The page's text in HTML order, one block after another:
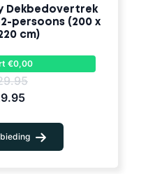
Dekbedovertrek
persoons (200 x
cm)
€0,00